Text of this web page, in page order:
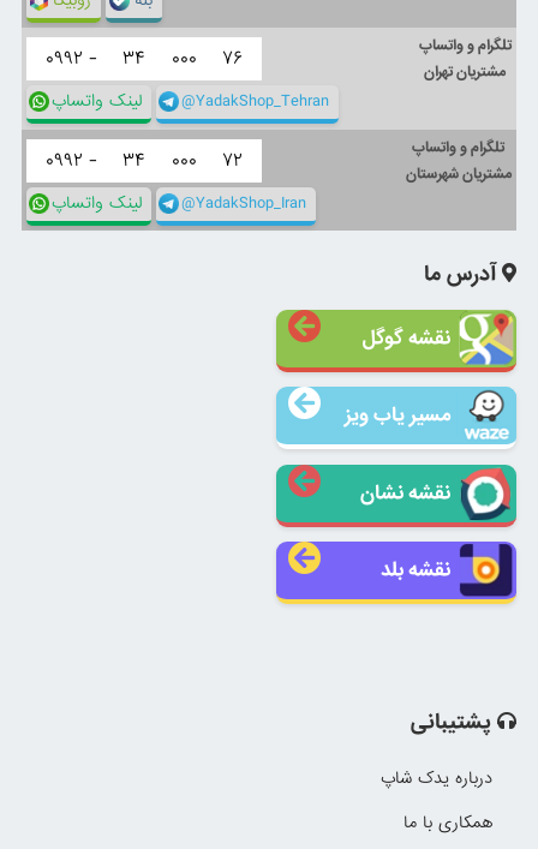
تلگرام و واتساپ
مشتریان تهران
۰۹۹۲ - ۳۴ ۰۰۰ ۷۶
لینک واتساپ @YadakShop_Tehran
تلگرام و واتساپ
مشتریان شهرستان
۰۹۹۲ - ۳۴ ۰۰۰ ۷۲
لینک واتساپ @YadakShop_Iran
آدرس ما
نقشه گوگل
مسیر یاب ویز
نقشه نشان
نقشه بلد
پشتیبانی
درباره یدک شاپ
همکاری با ما